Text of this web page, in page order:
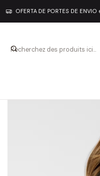
OFERTA DE PORTES DE